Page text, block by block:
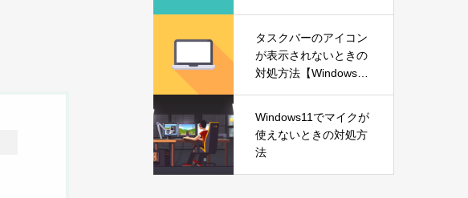
タスクバーのアイコン
が表示されないときの
対処方法【Windows1
Windows11でマイクが
使えないときの対処方
法